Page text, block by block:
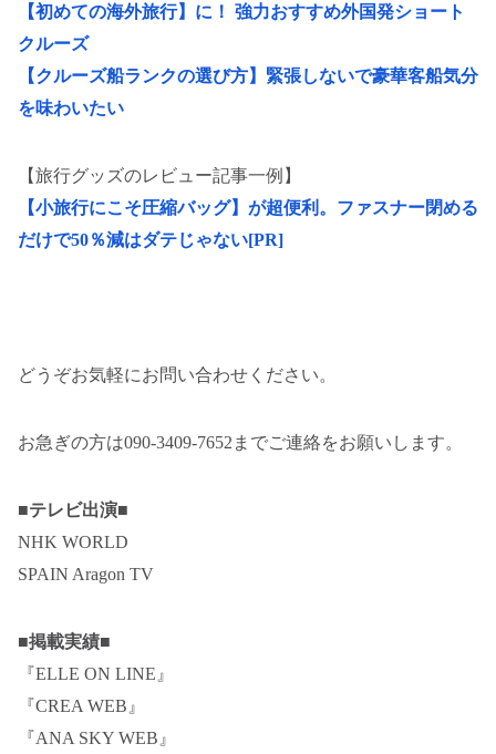
【初めての海外旅行】に！ 強力おすすめ外国発ショート
クルーズ
【クルーズ船ランクの選び方】緊張しないで豪華客船気分
を味わいたい
【旅行グッズのレビュー記事一例】
【小旅行にこそ圧縮バッグ】が超便利。ファスナー閉める
だけで50％減はダテじゃない[PR]
どうぞお気軽にお問い合わせください。
お急ぎの方は090-3409-7652までご連絡をお願いします。
■テレビ出演■
NHK WORLD
SPAIN Aragon TV
■掲載実績■
『ELLE ON LINE』
『CREA WEB』
『ANA SKY WEB』